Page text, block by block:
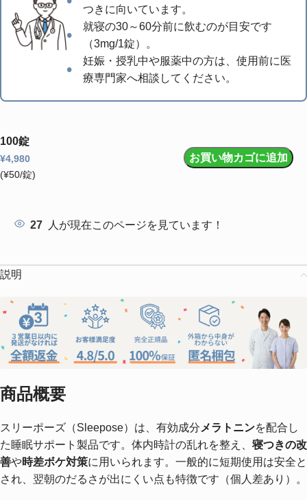
つきに向いています。
就寝の30～60分前に飲むのが目安です
（3mg/1錠）。
妊娠・授乳中や服薬中の方は、使用前に医
療専門家へ相談してください。
100錠
¥4,980
(¥50/錠)
お買い物カゴに追加
27 人が現在このページを見ています！
説明
商品概要
スリーポーズ（Sleepose）は、有効成分 メラトニンを配合し
た睡眠サポート製品です。体内時計の乱れを整え、 寝つきの改
善や時差ボケ対策に用いられます。一般的に短期使用は安全と
され、翌朝のだるさが出にくい点も特徴です（個人差あり）。